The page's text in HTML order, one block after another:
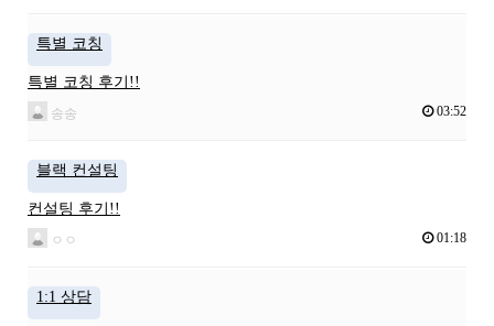
특별 코칭
특별 코칭 후기!!
송송 03:52
블랙 컨설팅
컨설팅 후기!!
ㅇㅇ 01:18
1:1 상담